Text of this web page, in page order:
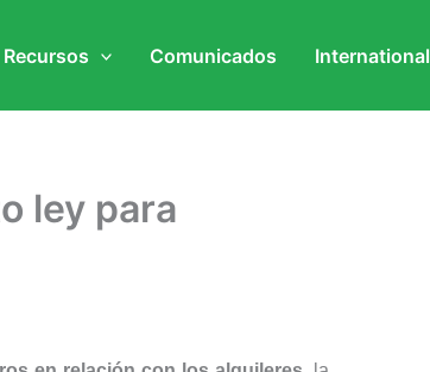
Recursos Comunicados International
ley para